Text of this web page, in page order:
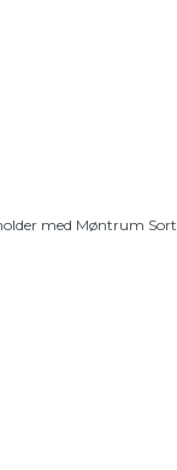
med Møntrum Sort